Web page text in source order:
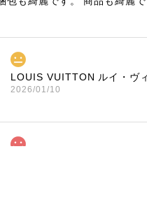
LOUIS VUITTON ルイ・ヴ
2026/01/10